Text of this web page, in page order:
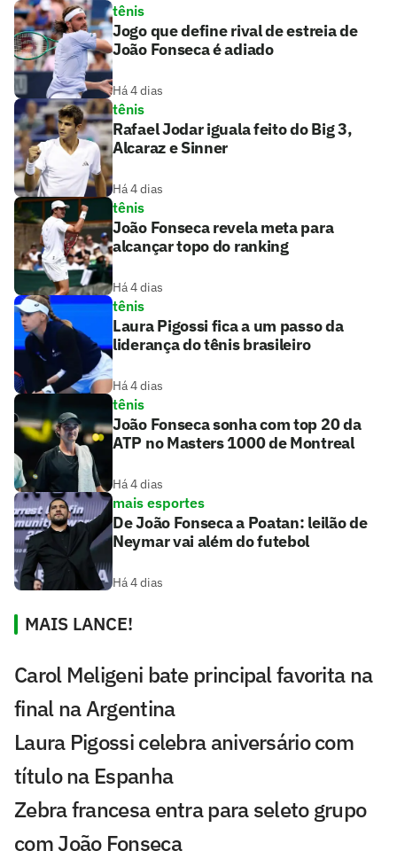
tênis
Jogo que define rival de estreia de
João Fonseca é adiado
Há 4 dias
tênis
Rafael Jodar iguala feito do Big 3,
Alcaraz e Sinner
Há 4 dias
tênis
João Fonseca revela meta para
alcançar topo do ranking
Há 4 dias
tênis
Laura Pigossi fica a um passo da
liderança do tênis brasileiro
Há 4 dias
tênis
João Fonseca sonha com top 20 da
ATP no Masters 1000 de Montreal
Há 4 dias
mais esportes
De João Fonseca a Poatan: leilão de
Neymar vai além do futebol
Há 4 dias
MAIS LANCE!
Carol Meligeni bate principal favorita na
final na Argentina
Laura Pigossi celebra aniversário com
título na Espanha
Zebra francesa entra para seleto grupo
com João Fonseca